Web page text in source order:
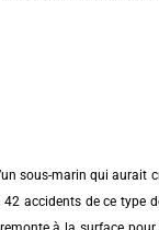
sous-marin qui
42 accidents de ce type